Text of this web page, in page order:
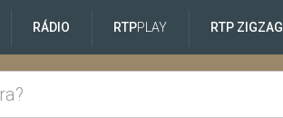
RÁDIO RTPPLAY RTP ZIGZAG